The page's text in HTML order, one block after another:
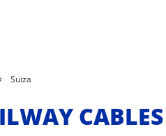
Suiza
CABLES